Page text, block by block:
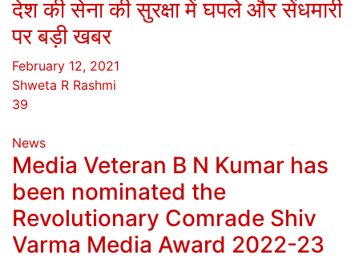
देश की सेना की सुरक्षा में घपले और सेंधमारी
पर बड़ी खबर
February 12, 2021
Shweta R Rashmi
39
News
Media Veteran B N Kumar has
been nominated the
Revolutionary Comrade Shiv
Varma Media Award 2022-23